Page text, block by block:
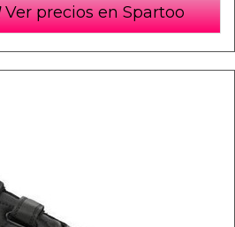
Ver precios en Spartoo